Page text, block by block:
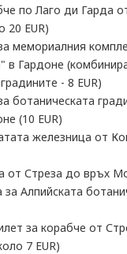
по Лаго ди Гарда
20 EUR)
мемориалния
в Гардоне
- 8 EUR)
ботаническата
(10 EUR)
железница от
от Стреза до връх
за Алпийската
за корабче от
7 EUR)